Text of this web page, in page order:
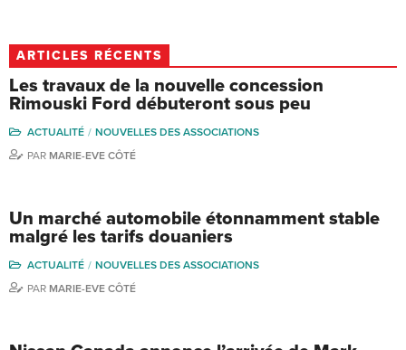
ARTICLES RÉCENTS
Les travaux de la nouvelle concession
Rimouski Ford débuteront sous peu
ACTUALITÉ
NOUVELLES DES ASSOCIATIONS
PAR MARIE-EVE CÔTÉ
Un marché automobile étonnamment stable
malgré les tarifs douaniers
ACTUALITÉ
NOUVELLES DES ASSOCIATIONS
PAR MARIE-EVE CÔTÉ